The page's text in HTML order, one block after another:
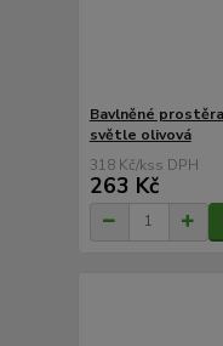
Bavlněné
světle olivová
318 Kč/ks
263 Kč